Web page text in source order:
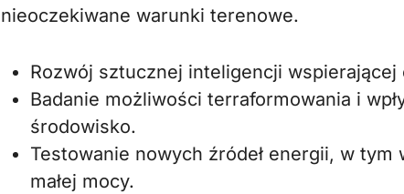
nieoczekiwane warunki terenowe.
Rozwój sztucznej inteligencji
Badanie możliwości terraformowania i
środowisko.
Testowanie nowych źródeł energii, w tym
małej mocy.